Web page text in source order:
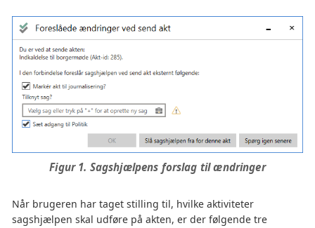
Figur 1. Sagshjælpens forslag til ændringer
Når brugeren har taget stilling til, hvilke aktiviteter
sagshjælpen skal udføre på akten, er der følgende tre